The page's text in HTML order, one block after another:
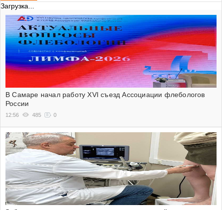
Загрузка...
В Самаре начал работу XVI съезд Ассоциации флебологов
России
12:56 485 0